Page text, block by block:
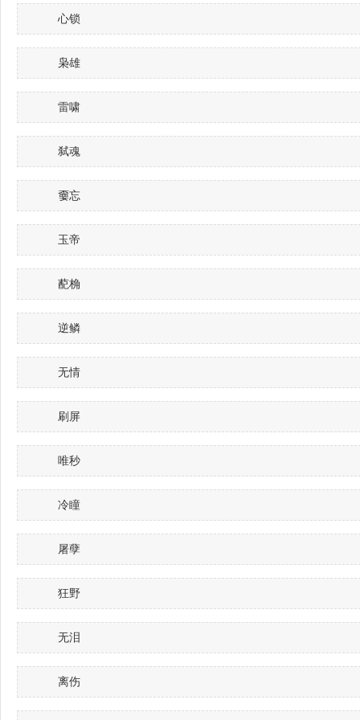
心锁
枭雄
雷啸
弑魂
嫑忘
玉帝
蓜桷
逆鳞
无情
刷屏
唯秒
冷瞳
屠孽
狂野
无泪
离伤